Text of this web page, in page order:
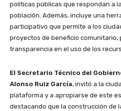
políticas públicas que respondan a
población. Además, incluye una
participativo que permite a los
proyectos de beneficio comunitario,
transparencia en el uso de los
El Secretario Técnico del
Alonso Ruiz García, invitó a la
plataforma y a apropiarse de este
destacando que la construcción de